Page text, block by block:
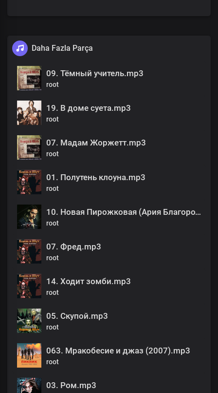
Daha Fazla Parça
09. Тёмный учитель.mp3
root
19. В доме суета.mp3
root
07. Мадам Жоржетт.mp3
root
01. Полутень клоуна.mp3
root
10. Новая Пирожковая (Ария Благородной Толпы).mp3
root
07. Фред.mp3
root
14. Ходит зомби.mp3
root
05. Скупой.mp3
root
063. Мракобесие и джаз (2007).mp3
root
03. Ром.mp3